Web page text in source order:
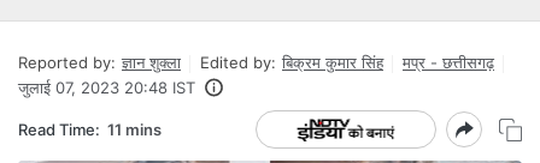
Reported by: ज्ञान शुक्ला Edited by: बिक्रम कुमार सिंह
मप्र - छत्तीसगढ़
जुलाई 07, 2023 20:48 IST
Read Time: 11 mins